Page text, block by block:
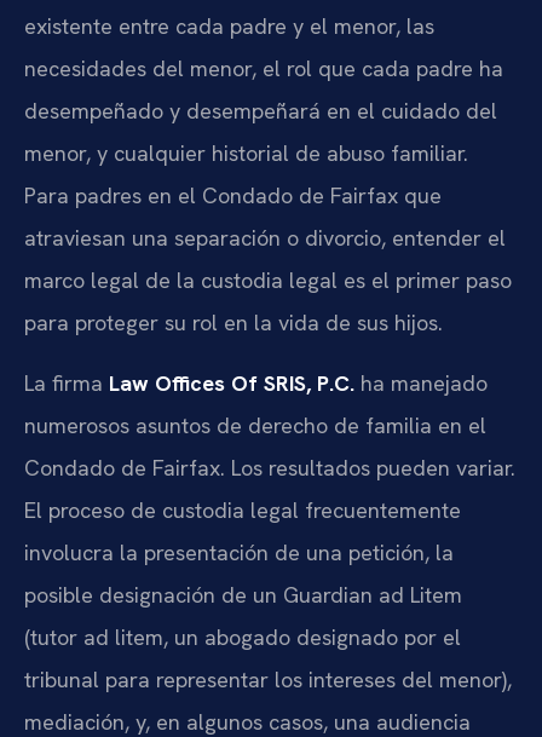
existente entre cada padre y el menor, las
necesidades del menor, el rol que cada padre ha
desempeñado y desempeñará en el cuidado del
menor, y cualquier historial de abuso familiar.
Para padres en el Condado de Fairfax que
atraviesan una separación o divorcio, entender el
marco legal de la custodia legal es el primer paso
para proteger su rol en la vida de sus hijos.
La firma Law Offices Of SRIS, P.C. ha manejado
numerosos asuntos de derecho de familia en el
Condado de Fairfax. Los resultados pueden variar.
El proceso de custodia legal frecuentemente
involucra la presentación de una petición, la
posible designación de un Guardian ad Litem
(tutor ad litem, un abogado designado por el
tribunal para representar los intereses del menor),
mediación, y, en algunos casos, una audiencia